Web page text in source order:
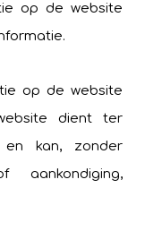
op de website
op de website
dient ter
en kan, zonder
aankondiging,